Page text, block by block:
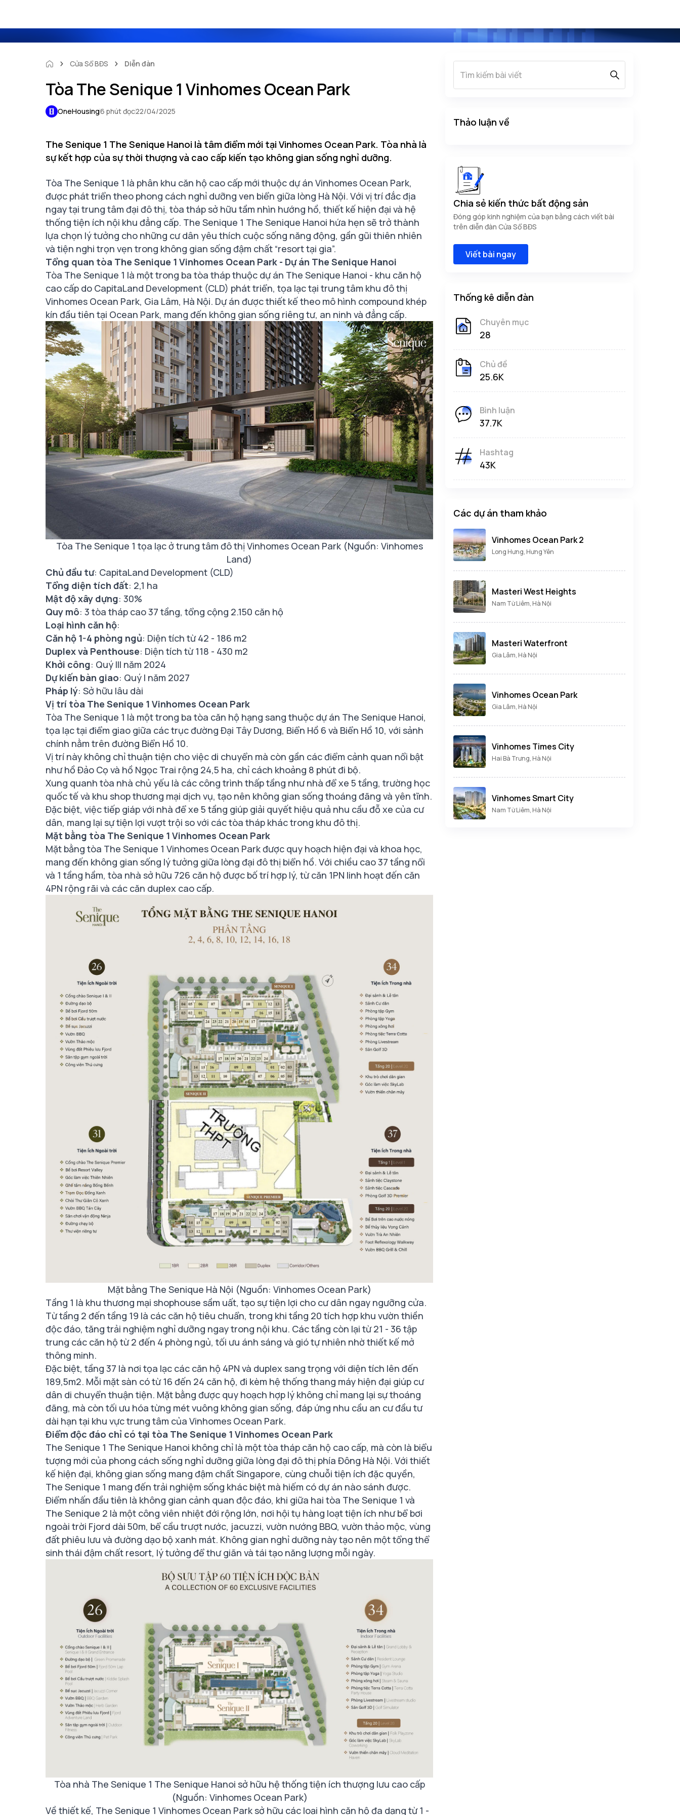
Cửa Sổ BĐS Diễn đàn
Tòa The Senique 1 Vinhomes Ocean Park
OneHousing6 phút đọc22/04/2025
The Senique 1 The Senique Hanoi là tâm điểm mới tại Vinhomes Ocean Park. Tòa nhà là
sự kết hợp của sự thời thượng và cao cấp kiến tạo không gian sống nghỉ dưỡng.
Tòa The Senique 1 là phân khu căn hộ cao cấp mới thuộc dự án Vinhomes Ocean Park,
được phát triển theo phong cách nghỉ dưỡng ven biển giữa lòng Hà Nội. Với vị trí đắc địa
ngay tại trung tâm đại đô thị, tòa tháp sở hữu tầm nhìn hướng hồ, thiết kế hiện đại và hệ
thống tiện ích nội khu đẳng cấp. The Senique 1 The Senique Hanoi hứa hẹn sẽ trở thành
lựa chọn lý tưởng cho những cư dân yêu thích cuộc sống năng động, gần gũi thiên nhiên
và tiện nghi trọn vẹn trong không gian sống đậm chất “resort tại gia”.
Tổng quan tòa The Senique 1 Vinhomes Ocean Park - Dự án The Senique Hanoi
​Tòa The Senique 1 là một trong ba tòa tháp thuộc dự án The Senique Hanoi - khu căn hộ
cao cấp do CapitaLand Development (CLD) phát triển, tọa lạc tại trung tâm khu đô thị
Vinhomes Ocean Park, Gia Lâm, Hà Nội. Dự án được thiết kế theo mô hình compound khép
kín đầu tiên tại Ocean Park, mang đến không gian sống riêng tư, an ninh và đẳng cấp.
​Tòa The Senique 1 tọa lạc ở trung tâm đô thị Vinhomes Ocean Park (Nguồn: Vinhomes
Land)
Chủ đầu tư: CapitaLand Development (CLD)
Tổng diện tích đất: 2,1 ha
Mật độ xây dựng: 30%
Quy mô: 3 tòa tháp cao 37 tầng, tổng cộng 2.150 căn hộ
Loại hình căn hộ:
Căn hộ 1-4 phòng ngủ: Diện tích từ 42 - 186 m2
Duplex và Penthouse: Diện tích từ 118 - 430 m2
Khởi công: Quý III năm 2024
Dự kiến bàn giao: Quý I năm 2027
Pháp lý: Sở hữu lâu dài
Vị trí tòa The Senique 1 Vinhomes Ocean Park
Tòa The Senique 1 là một trong ba tòa căn hộ hạng sang thuộc dự án The Senique Hanoi,
tọa lạc tại điểm giao giữa các trục đường Đại Tây Dương, Biển Hồ 6 và Biển Hồ 10, với sảnh
chính nằm trên đường Biển Hồ 10.
Vị trí này không chỉ thuận tiện cho việc di chuyển mà còn gần các điểm cảnh quan nổi bật
như hồ Đảo Cọ và hồ Ngọc Trai rộng 24,5 ha, chỉ cách khoảng 8 phút đi bộ.
Xung quanh tòa nhà chủ yếu là các công trình thấp tầng như nhà để xe 5 tầng, trường học
quốc tế và khu shop thương mại dịch vụ, tạo nên không gian sống thoáng đãng và yên tĩnh.
Đặc biệt, việc tiếp giáp với nhà để xe 5 tầng giúp giải quyết hiệu quả nhu cầu đỗ xe của cư
dân, mang lại sự tiện lợi vượt trội so với các tòa tháp khác trong khu đô thị.​
Mặt bằng tòa The Senique 1 Vinhomes Ocean Park
Mặt bằng tòa The Senique 1 Vinhomes Ocean Park được quy hoạch hiện đại và khoa học,
mang đến không gian sống lý tưởng giữa lòng đại đô thị biển hồ. Với chiều cao 37 tầng nổi
và 1 tầng hầm, tòa nhà sở hữu 726 căn hộ được bố trí hợp lý, từ căn 1PN linh hoạt đến căn
4PN rộng rãi và các căn duplex cao cấp.
Mặt bằng The Senique Hà Nội (Nguồn: Vinhomes Ocean Park)
Tầng 1 là khu thương mại shophouse sầm uất, tạo sự tiện lợi cho cư dân ngay ngưỡng cửa.
Từ tầng 2 đến tầng 19 là các căn hộ tiêu chuẩn, trong khi tầng 20 tích hợp khu vườn thiền
độc đáo, tăng trải nghiệm nghỉ dưỡng ngay trong nội khu. Các tầng còn lại từ 21 - 36 tập
trung các căn hộ từ 2 đến 4 phòng ngủ, tối ưu ánh sáng và gió tự nhiên nhờ thiết kế mở
thông minh.
Đặc biệt, tầng 37 là nơi tọa lạc các căn hộ 4PN và duplex sang trọng với diện tích lên đến
189,5m2. Mỗi mặt sàn có từ 16 đến 24 căn hộ, đi kèm hệ thống thang máy hiện đại giúp cư
dân di chuyển thuận tiện. Mặt bằng được quy hoạch hợp lý không chỉ mang lại sự thoáng
đãng, mà còn tối ưu hóa từng mét vuông không gian sống, đáp ứng nhu cầu an cư đầu tư
dài hạn tại khu vực trung tâm của Vinhomes Ocean Park.
Điểm độc đáo chỉ có tại tòa The Senique 1 Vinhomes Ocean Park
The Senique 1 The Senique Hanoi không chỉ là một tòa tháp căn hộ cao cấp, mà còn là biểu
tượng mới của phong cách sống nghỉ dưỡng giữa lòng đại đô thị phía Đông Hà Nội. Với thiết
kế hiện đại, không gian sống mang đậm chất Singapore, cùng chuỗi tiện ích đặc quyền,
The Senique 1 mang đến trải nghiệm sống khác biệt mà hiếm có dự án nào sánh được.
Điểm nhấn đầu tiên là không gian cảnh quan độc đáo, khi giữa hai tòa The Senique 1 và
The Senique 2 là một công viên nhiệt đới rộng lớn, nơi hội tụ hàng loạt tiện ích như bể bơi
ngoài trời Fjord dài 50m, bể cầu trượt nước, jacuzzi, vườn nướng BBQ, vườn thảo mộc, vùng
đất phiêu lưu và đường dạo bộ xanh mát. Không gian nghỉ dưỡng này tạo nên một tổng thể
sinh thái đậm chất resort, lý tưởng để thư giãn và tái tạo năng lượng mỗi ngày.
Tòa nhà The Senique 1 The Senique Hanoi sở hữu hệ thống tiện ích thượng lưu cao cấp
(Nguồn: Vinhomes Ocean Park)
Về thiết kế, The Senique 1 Vinhomes Ocean Park sở hữu các loại hình căn hộ đa dạng từ 1 -
Thảo luận về
Chia sẻ kiến thức bất động sản
Đóng góp kinh nghiệm của bạn bằng cách viết bài
trên diễn đàn Cửa Sổ BĐS
Viết bài ngay
Thống kê diễn đàn
Chuyên mục
28
Chủ đề
25.6K
Bình luận
37.7K
Hashtag
43K
Các dự án tham khảo
Vinhomes Ocean Park 2
Long Hưng, Hưng Yên
Masteri West Heights
Nam Từ Liêm, Hà Nội
Masteri Waterfront
Gia Lâm, Hà Nội
Vinhomes Ocean Park
Gia Lâm, Hà Nội
Vinhomes Times City
Hai Bà Trưng, Hà Nội
Vinhomes Smart City
Nam Từ Liêm, Hà Nội